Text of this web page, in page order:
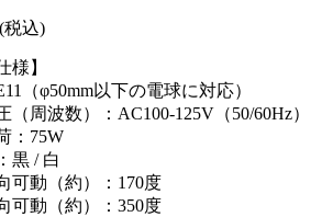
税込)
様】
（φ50mm以下の電球に対応）
（周波数）：AC100-125V（50/60Hz）
：75W
黒 / 白
可動（約）：170度
可動（約）：350度